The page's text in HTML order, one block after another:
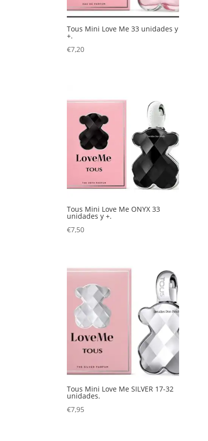
Tous Mini Love Me 33 unidades y
+.
€7,20
Tous Mini Love Me ONYX 33
unidades y +.
€7,50
Tous Mini Love Me SILVER 17-32
unidades.
€7,95